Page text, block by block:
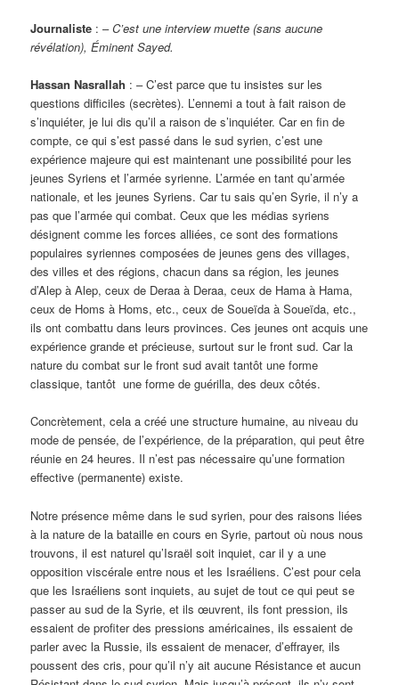
Journaliste : –C’est une interview muette (sans aucune
révélation), Éminent Sayed.
Hassan Nasrallah : – C’est parce que tu insistes sur les
questions difficiles (secrètes). L’ennemi a tout à fait raison de
s’inquiéter, je lui dis qu’il a raison de s’inquiéter. Car en fin de
compte, ce qui s’est passé dans le sud syrien, c’est une
expérience majeure qui est maintenant une possibilité pour les
jeunes Syriens et l’armée syrienne. L’armée en tant qu’armée
nationale, et les jeunes Syriens. Car tu sais qu’en Syrie, il n’y a
pas que l’armée qui combat. Ceux que les médias syriens
désignent comme les forces alliées, ce sont des formations
populaires syriennes composées de jeunes gens des villages,
des villes et des régions, chacun dans sa région, les jeunes
d’Alep à Alep, ceux de Deraa à Deraa, ceux de Hama à Hama,
ceux de Homs à Homs, etc., ceux de Soueïda à Soueïda, etc.,
ils ont combattu dans leurs provinces. Ces jeunes ont acquis une
expérience grande et précieuse, surtout sur le front sud. Car la
nature du combat sur le front sud avait tantôt une forme
classique, tantôt une forme de guérilla, des deux côtés.
Concrètement, cela a créé une structure humaine, au niveau du
mode de pensée, de l’expérience, de la préparation, qui peut être
réunie en 24 heures. Il n’est pas nécessaire qu’une formation
effective (permanente) existe.
Notre présence même dans le sud syrien, pour des raisons liées
à la nature de la bataille en cours en Syrie, partout où nous nous
trouvons, il est naturel qu’Israël soit inquiet, car il y a une
opposition viscérale entre nous et les Israéliens. C’est pour cela
que les Israéliens sont inquiets, au sujet de tout ce qui peut se
passer au sud de la Syrie, et ils œuvrent, ils font pression, ils
essaient de profiter des pressions américaines, ils essaient de
parler avec la Russie, ils essaient de menacer, d’effrayer, ils
poussent des cris, pour qu’il n’y ait aucune Résistance et aucun